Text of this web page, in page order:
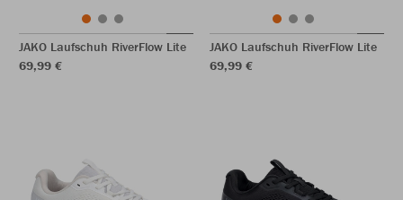
JAKO Laufschuh RiverFlow Lite
69,99 €
JAKO Laufschuh RiverFlow Lite
69,99 €